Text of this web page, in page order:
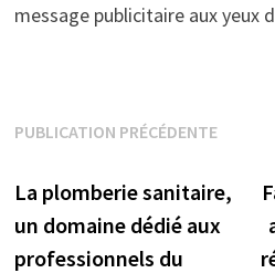
message publicitaire aux yeux
Navigation
de
l’article
PUBLICATION PRÉCÉDENTE
La plomberie sanitaire,
un domaine dédié aux
professionnels du